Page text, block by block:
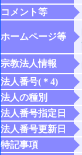
コメント等
ホームページ等
宗教法人情報
法人番号(＊4)
法人の種別
法人番号指定日
法人番号更新日
特記事項